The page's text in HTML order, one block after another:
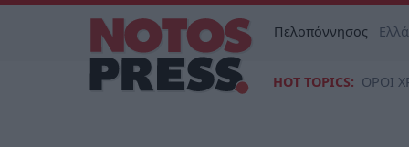
Πελοπόννησος
HOT TOPICS: ΟΡΟΙ